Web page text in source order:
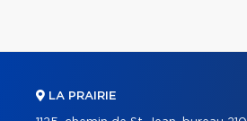
LA PRAIRIE